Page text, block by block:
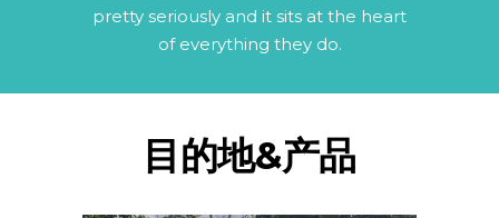
pretty seriously and it sits at the heart
of everything they do.
目的地&产品